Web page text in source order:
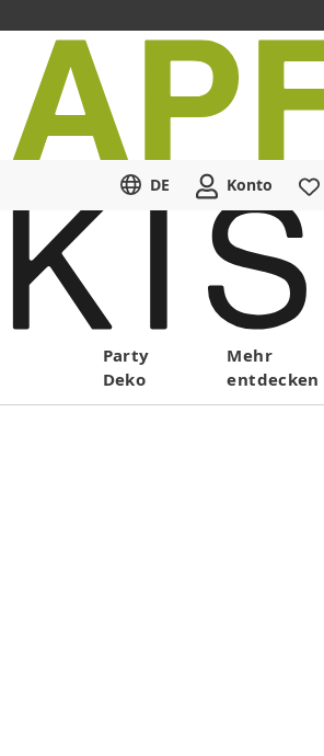
DE Konto
Party
Deko
Mehr
entdecken